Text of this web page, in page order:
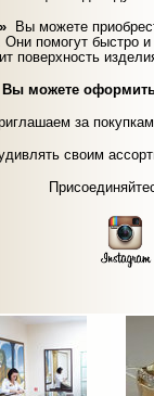
Вы можете
помогут быстро
поверхность
можете
за
своим